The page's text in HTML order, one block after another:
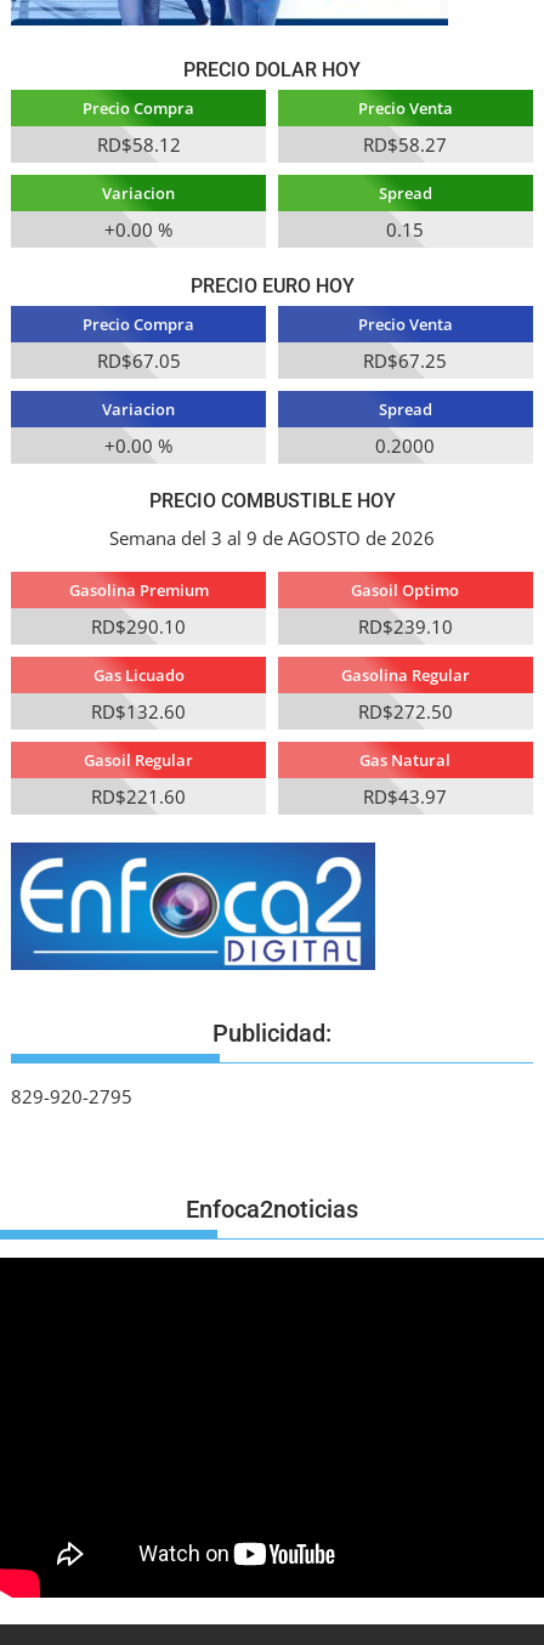
PRECIO DOLAR HOY
Precio Compra
RD$58.12
Precio Venta
RD$58.27
Variacion
+0.00 %
Spread
0.15
PRECIO EURO HOY
Precio Compra
RD$67.05
Precio Venta
RD$67.25
Variacion
+0.00 %
Spread
0.2000
PRECIO COMBUSTIBLE HOY
Semana del 3 al 9 de AGOSTO de 2026
Gasolina Premium
RD$290.10
Gasoil Optimo
RD$239.10
Gas Licuado
RD$132.60
Gasolina Regular
RD$272.50
Gasoil Regular
RD$221.60
Gas Natural
RD$43.97
Publicidad:
829-920-2795
Enfoca2noticias